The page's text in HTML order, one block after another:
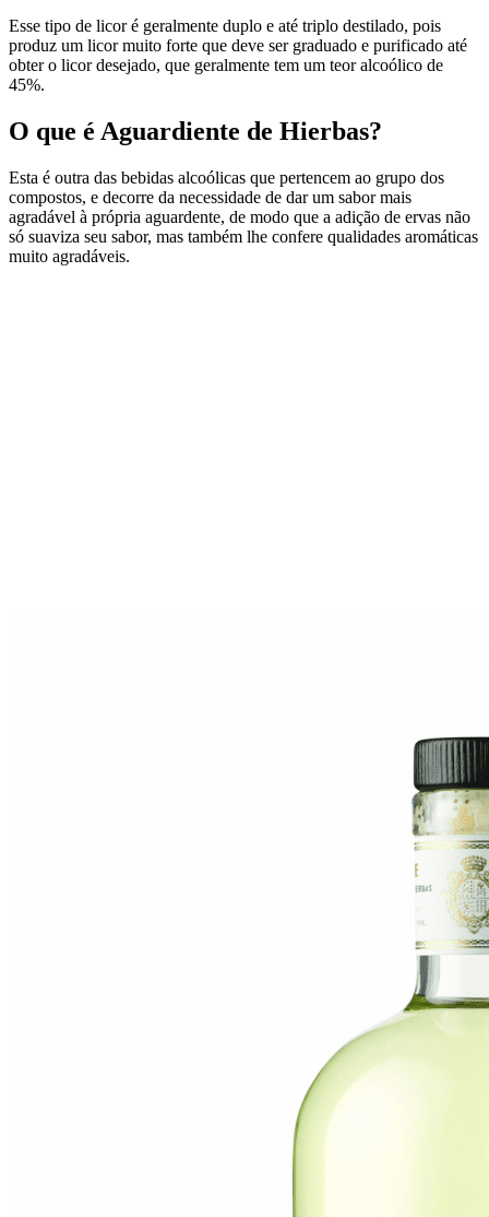
Esse tipo de licor é geralmente duplo e até triplo destilado, pois
produz um licor muito forte que deve ser graduado e purificado até
obter o licor desejado, que geralmente tem um teor alcoólico de
45%.
O que é Aguardiente de Hierbas?
Esta é outra das bebidas alcoólicas que pertencem ao grupo dos
compostos, e decorre da necessidade de dar um sabor mais
agradável à própria aguardente, de modo que a adição de ervas não
só suaviza seu sabor, mas também lhe confere qualidades aromáticas
muito agradáveis.